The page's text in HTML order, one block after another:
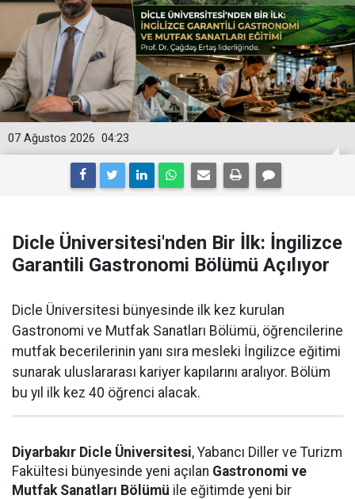
04:23
07 Ağustos 2026
Dicle Üniversitesi'nden Bir İlk: İngilizce
Garantili Gastronomi Bölümü Açılıyor
Dicle Üniversitesi bünyesinde ilk kez kurulan
Gastronomi ve Mutfak Sanatları Bölümü, öğrencilerine
mutfak becerilerinin yanı sıra mesleki İngilizce eğitimi
sunarak uluslararası kariyer kapılarını aralıyor. Bölüm
bu yıl ilk kez 40 öğrenci alacak.
Diyarbakır Dicle Üniversitesi, Yabancı Diller ve Turizm
Fakültesi bünyesinde yeni açılan Gastronomi ve
Mutfak Sanatları Bölümü ile eğitimde yeni bir